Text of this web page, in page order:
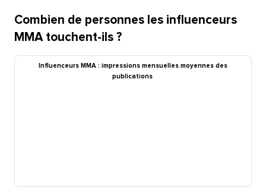
Combien de personnes les influenceurs
MMA touchent-ils ?​​
Influenceurs MMA : impressions mensuelles moyennes des
publications​​